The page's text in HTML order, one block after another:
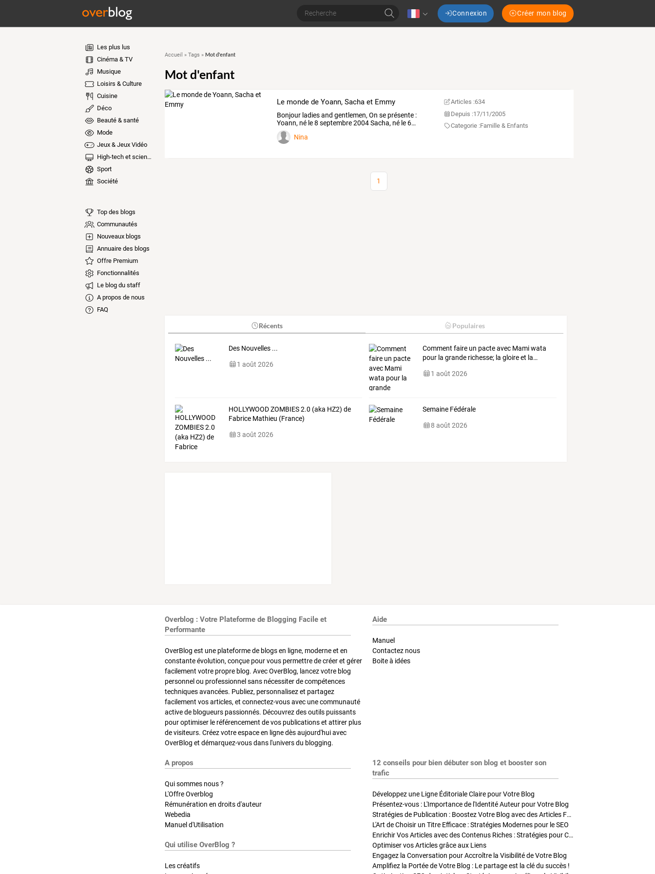
Connexion Créer mon blog
Les plus lus
Cinéma & TV
Musique
Loisirs & Culture
Cuisine
Déco
Beauté & santé
Mode
Jeux & Jeux Vidéo
High-tech et sciences
Sport
Société
Top des blogs
Communautés
Nouveaux blogs
Annuaire des blogs
Offre Premium
Fonctionnalités
Le blog du staff
A propos de nous
FAQ
Accueil » Tags » Mot d'enfant
Mot d'enfant
Le monde de Yoann, Sacha et Emmy
Bonjour ladiesand gentlemen, On se présente :
Yoann, né le8 septembre2004Sacha, né le 6…
Nina
Articles :634
Depuis :17/11/2005
Categorie :Famille & Enfants
1
Récents Populaires
Des Nouvelles ...
1 août 2026
Comment faire un pacteavec Mamiwata
pour la grande richesse; la gloireet la…
1 août 2026
HOLLYWOOD ZOMBIES 2.0 (aka HZ2) de
Fabrice Mathieu (France)
3 août 2026
Semaine Fédérale
8 août 2026
Overblog : Votre Plateforme de Blogging Facile et
Performante
OverBlog est une plateforme de blogs en ligne, moderne et en
constante évolution, conçue pour vous permettre de créer et gérer
facilement votre propre blog. Avec OverBlog, lancez votre blog
personnel ou professionnel sans nécessiter de compétences
techniques avancées. Publiez, personnalisez et partagez
facilement vos articles, et connectez-vous avec une communauté
active de blogueurs passionnés. Découvrez des outils puissants
pour optimiser le référencement de vos publications et attirer plus
de visiteurs. Créez votre espace en ligne dès aujourd'hui avec
OverBlog et démarquez-vous dans l'univers du blogging.
Aide
Manuel
Contactez nous
Boite à idées
A propos
Qui sommes nous ?
L'Offre Overblog
Rémunération en droits d'auteur
Webedia
Manuel d'Utilisation
Qui utilise OverBlog ?
Les créatifs
12 conseils pour bien débuter son blog et booster son
trafic
Développez une Ligne Éditoriale Claire pour Votre Blog
Présentez-vous : L'Importance de l'Identité Auteur pour Votre Blog
Stratégies de Publication : Boostez Votre Blog avec des Articles Fréquents et Exclusifs
L'Art de Choisir un Titre Efficace : Stratégies Modernes pour le SEO
Enrichir Vos Articles avec des Contenus Riches : Stratégies pour Captiver et Optimiser
Optimiser vos Articles grâce aux Liens
Engagez la Conversation pour Accroître la Visibilité de Votre Blog
Amplifiez la Portée de Votre Blog : Le partage est la clé du succès !